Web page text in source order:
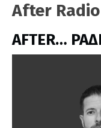
After
AFTER…